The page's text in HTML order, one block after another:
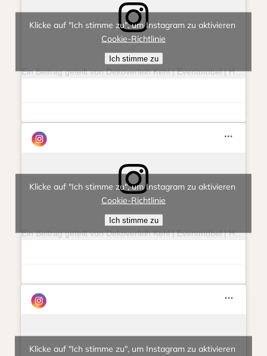
Ein Beitrag geteilt von Dekoverleih Kehl | Eventmöbel | Hochzeit | Feierlichkeit (@eventlieberitt)
Klicke auf "Ich stimme zu", um Instagram zu aktivieren
Cookie-Richtlinie
Ich stimme zu
Ein Beitrag geteilt von Dekoverleih Kehl | Eventmöbel | Hochzeit | Feierlichkeit (@eventlieberitt)
Klicke auf "Ich stimme zu", um Instagram zu aktivieren
Cookie-Richtlinie
Ich stimme zu
Klicke auf "Ich stimme zu", um Instagram zu aktivieren